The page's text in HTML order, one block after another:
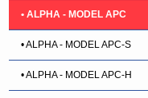
• ALPHA - MODEL APC
• ALPHA - MODEL APC-S
• ALPHA - MODEL APC-H